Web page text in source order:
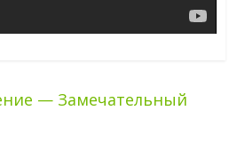
— Замечательный